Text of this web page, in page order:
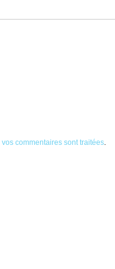
commentaires sont traitées.